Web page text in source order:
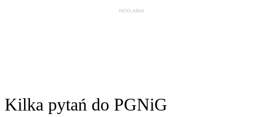
Kilka pytań do PGNiG